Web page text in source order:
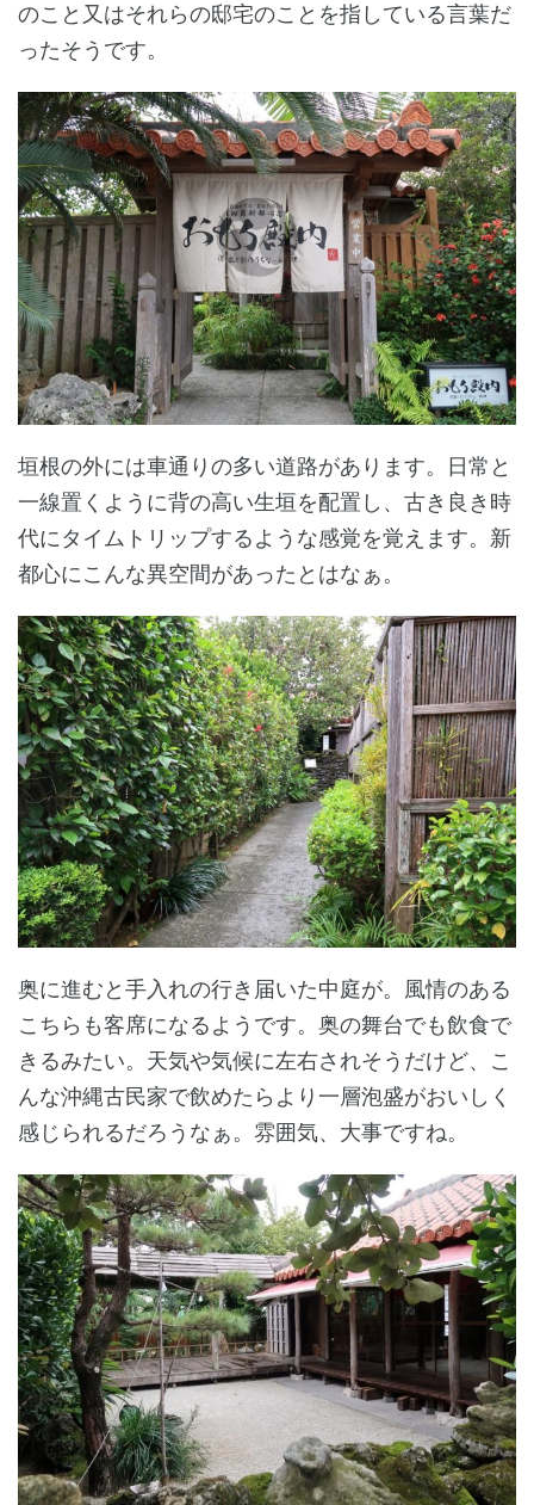
のこと又はそれらの邸宅のことを指している言葉だ
ったそうです。
垣根の外には車通りの多い道路があります。日常と
一線置くように背の高い生垣を配置し、古き良き時
代にタイムトリップするような感覚を覚えます。新
都心にこんな異空間があったとはなぁ。
奥に進むと手入れの行き届いた中庭が。風情のある
こちらも客席になるようです。奥の舞台でも飲食で
きるみたい。天気や気候に左右されそうだけど、こ
んな沖縄古民家で飲めたらより一層泡盛がおいしく
感じられるだろうなぁ。雰囲気、大事ですね。